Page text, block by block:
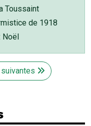
Toussaint
de 1918
Noël